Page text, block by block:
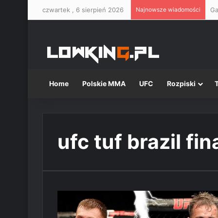
czwartek , 6 sierpień 2026 Najnowsze wiadomości
Home Polskie MMA UFC Rozpiski
ufc tuf brazil